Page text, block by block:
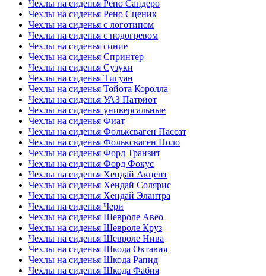
Чехлы на сиденья Рено Сандеро
Чехлы на сиденья Рено Сценик
Чехлы на сиденья с логотипом
Чехлы на сиденья с подогревом
Чехлы на сиденья синие
Чехлы на сиденья Спринтер
Чехлы на сиденья Сузуки
Чехлы на сиденья Тигуан
Чехлы на сиденья Тойота Королла
Чехлы на сиденья УАЗ Патриот
Чехлы на сиденья универсальные
Чехлы на сиденья Фиат
Чехлы на сиденья Фольксваген Пассат
Чехлы на сиденья Фольксваген Поло
Чехлы на сиденья Форд Транзит
Чехлы на сиденья Форд Фокус
Чехлы на сиденья Хендай Акцент
Чехлы на сиденья Хендай Солярис
Чехлы на сиденья Хендай Элантра
Чехлы на сиденья Чери
Чехлы на сиденья Шевроле Авео
Чехлы на сиденья Шевроле Круз
Чехлы на сиденья Шевроле Нива
Чехлы на сиденья Шкода Октавия
Чехлы на сиденья Шкода Рапид
Чехлы на сиденья Шкода Фабия